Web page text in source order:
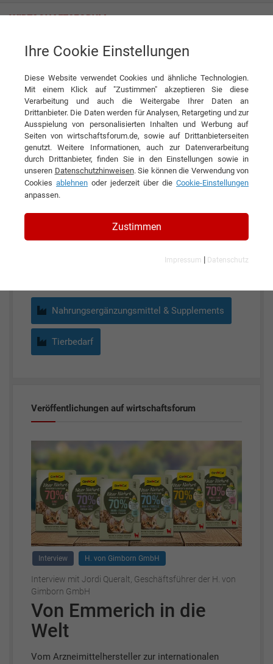
H. von Gimborn GmbH
KONTAKT
H. von Gimborn GmbH
Nahrungsergänzungsmittel & Supplements
Tierbedarf
Veröffentlichungen auf wirtschaftsforum
Interview H. von Gimborn GmbH
Interview mit Jordi Queralt, Geschäftsführer der H. von
Gimborn GmbH
Von Emmerich in die
Welt
Vom Arzneimittelhersteller zur internationalen
Ihre Cookie Einstellungen
Diese Website verwendet Cookies und ähnliche Technologien.
Mit einem Klick auf "Zustimmen" akzeptieren Sie diese
Verarbeitung und auch die Weitergabe Ihrer Daten an
Drittanbieter. Die Daten werden für Analysen, Retargeting und zur
Ausspielung von personalisierten Inhalten und Werbung auf
Seiten von wirtschaftsforum.de, sowie auf Drittanbieterseiten
genutzt. Weitere Informationen, auch zur Datenverarbeitung
durch Drittanbieter, finden Sie in den Einstellungen sowie in
unseren Datenschutzhinweisen. Sie können die Verwendung von
Cookies ablehnen oder jederzeit über die Cookie-Einstellungen
anpassen.
Zustimmen
Impressum | Datenschutz